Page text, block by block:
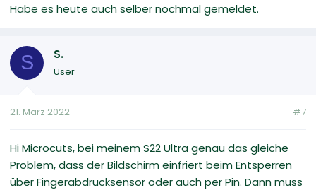
Habe es heute auch selber nochmal gemeldet.
S S.
User
21. März 2022 #7
Hi Microcuts, bei meinem S22 Ultra genau das gleiche
Problem, dass der Bildschirm einfriert beim Entsperren
über Fingerabdrucksensor oder auch per Pin. Dann muss